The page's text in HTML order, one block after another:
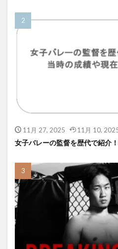
11月 27, 2025 11月 10,
女子バレーの監督を歴代で紹介